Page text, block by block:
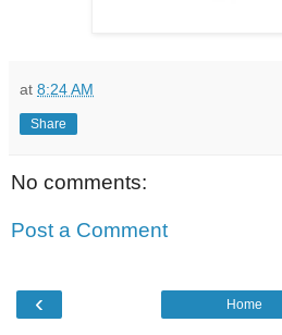
at 8:24 AM
Share
No comments:
Post a Comment
‹ Home